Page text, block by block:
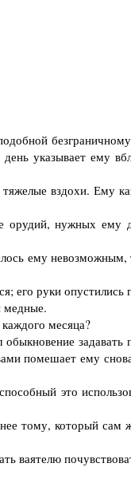
указывает ему
вздохи. Ему
орудий, нужных ему
ему невозможным,
его руки опустились
медные.
месяца?
задавать
помешает ему
это
тому, который сам
ваятелю